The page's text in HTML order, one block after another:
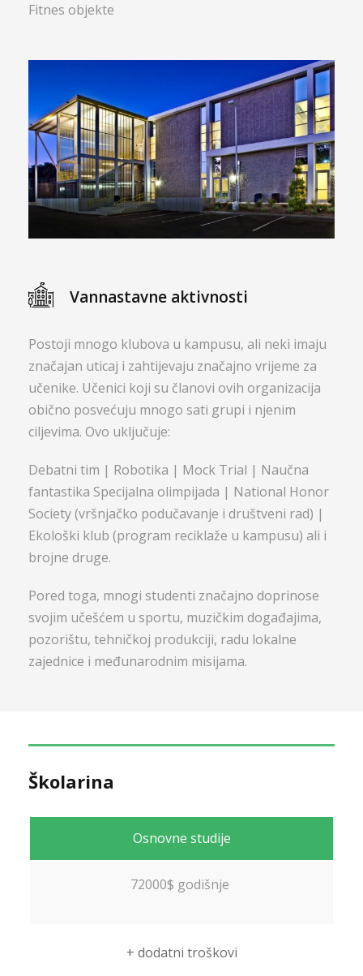
Fitnes objekte
Vannastavne aktivnosti
Postoji mnogo klubova u kampusu, ali neki imaju
značajan uticaj i zahtijevaju značajno vrijeme za
učenike. Učenici koji su članovi ovih organizacija
obično posvećuju mnogo sati grupi i njenim
ciljevima. Ovo uključuje:
Debatni tim | Robotika | Mock Trial | Naučna
fantastika Specijalna olimpijada | National Honor
Society (vršnjačko podučavanje i društveni rad) |
Ekološki klub (program reciklaže u kampusu) ali i
brojne druge.
Pored toga, mnogi studenti značajno doprinose
svojim učešćem u sportu, muzičkim događajima,
pozorištu, tehničkoj produkciji, radu lokalne
zajednice i međunarodnim misijama.
Školarina
Osnovne studije
72000$ godišnje
+ dodatni troškovi